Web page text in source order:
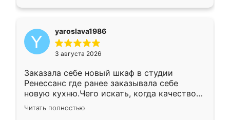
yaroslava1986
3 августа 2026
Заказала себе новый шкаф в студии
Ренессанс где ранее заказывала себе
новую кухню.Чего искать, когда качеством
вполне довольна. Служит кухня уже почти
два года, нареканий нет.
Читать полностью